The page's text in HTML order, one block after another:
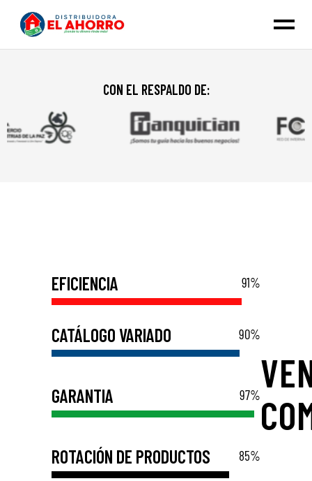
CON EL RESPALDO DE:
EFICIENCIA 91%
CATÁLOGO VARIADO 90%
GARANTIA 97%
ROTACIÓN DE PRODUCTOS 85%